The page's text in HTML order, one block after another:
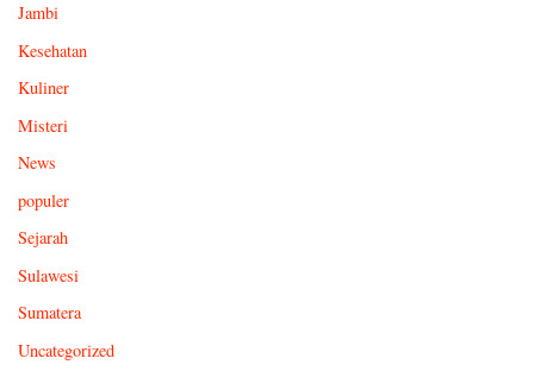
Jambi
Kesehatan
Kuliner
Misteri
News
populer
Sejarah
Sulawesi
Sumatera
Uncategorized